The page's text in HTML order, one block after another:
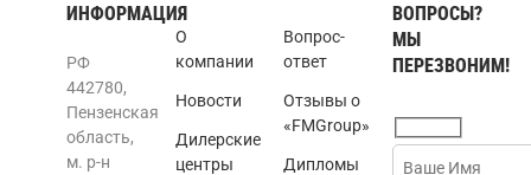
ИНФОРМАЦИЯ
РФ
442780,
Пензенская
область,
м. р-н
О
компании
Новости
Дилерские
центры
Вопрос-
ответ
Отзывы о
«FMGroup»
Дипломы
ВОПРОСЫ?
МЫ
ПЕРЕЗВОНИМ!